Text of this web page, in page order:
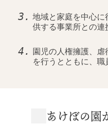
地域と家庭を中心に
供する事業所との連
園児の人権擁護、
を行うとともに、職
あけぼの園